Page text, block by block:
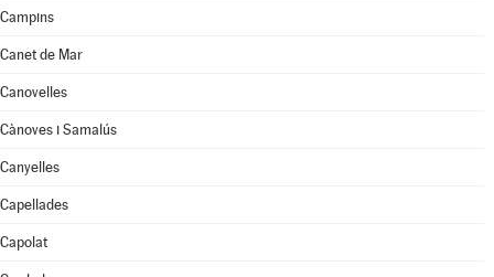
Campins
Canet de Mar
Canovelles
Cànoves i Samalús
Canyelles
Capellades
Capolat